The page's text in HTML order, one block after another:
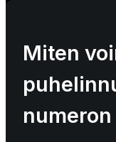
Miten